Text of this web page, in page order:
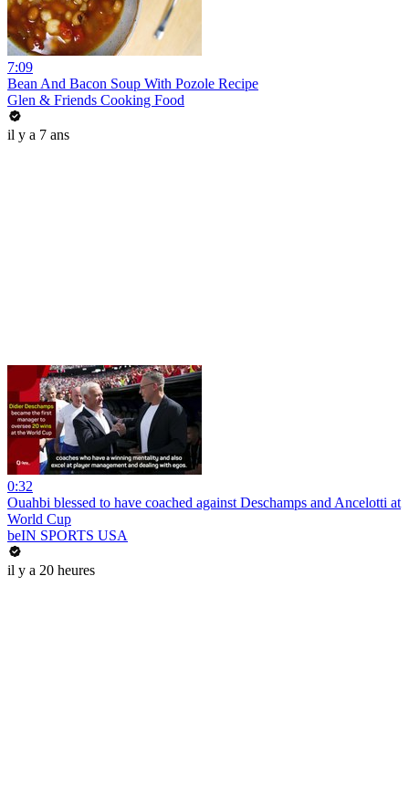
7:09
Bean And Bacon Soup With Pozole Recipe
Glen & Friends Cooking Food
il y a 7 ans
0:32
Ouahbi blessed to have coached against Deschamps and Ancelotti at
World Cup
beIN SPORTS USA
il y a 20 heures